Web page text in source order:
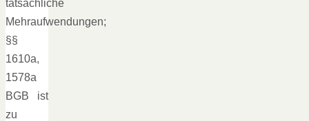
tatsächliche
Mehraufwendungen;
§§
1610a,
1578a
BGB ist
zu